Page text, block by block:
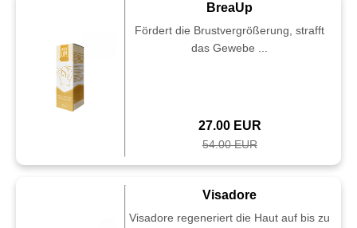
BreaUp
Fördert die Brustvergrößerung, strafft
das Gewebe ...
27.00 EUR
54.00 EUR
Visadore
Visadore regeneriert die Haut auf bis zu